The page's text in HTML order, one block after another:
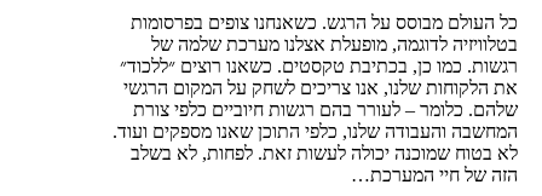
כל העולם מבוסס על הרגש. כשאנחנו צופים בפרסומות
בטלוויזיה לדוגמה, מופעלת אצלנו מערכת שלמה של
רגשות. כמו כן, בכתיבת טקסטים. כשאנו רוצים ״ללכוד״
את הלקוחות שלנו, אנו צריכים לשחק על המקום הרגשי
שלהם. כלומר – לעורר בהם רגשות חיוביים כלפי צורת
המחשבה והעבודה שלנו, כלפי התוכן שאנו מספקים ועוד.
לא בטוח שמוכנה יכולה לעשות זאת. לפחות, לא בשלב
הזה של חיי המערכת…